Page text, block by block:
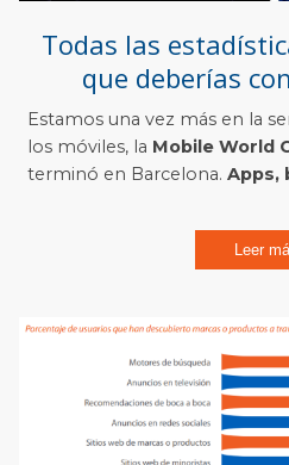
Todas las
que deberías
Estamos una vez más en la
los móviles, la Mobile World
terminó en Barcelona.Apps,
Leer